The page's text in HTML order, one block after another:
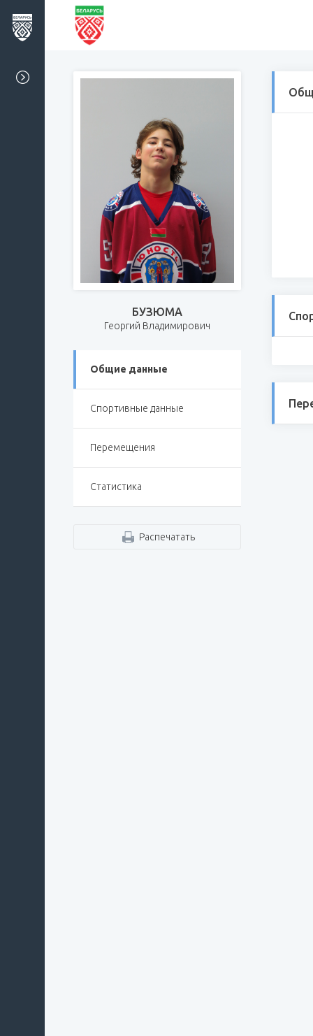
БУЗЮМА
Георгий Владимирович
Общие данные
Спортивные данные
Перемещения
Статистика
Распечатать